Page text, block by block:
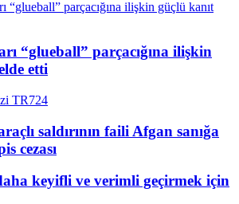
“glueball” parçacığına ilişkin
etti
saldırının faili Afgan sanığa
cezası
keyifli ve verimli geçirmek için